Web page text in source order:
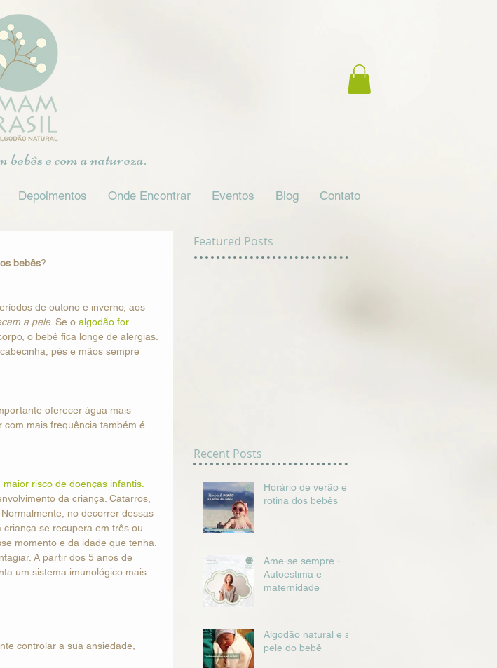
bebês e com a natureza.
Depoimentos Onde Encontrar Eventos Blog Contato
os bebês?
de outono e inverno, aos
a pele. Se o algodão for
o bebê fica longe de alergias.
pés e mãos sempre
oferecer água mais
mais frequência também é
risco de doenças infantis.
da criança. Catarros,
no decorrer dessas
se recupera em três ou
momento e da idade que tenha.
A partir dos 5 anos de
um sistema imunológico mais
controlar a sua ansiedade,
Featured Posts
Recent Posts
Horário de verão e a
rotina dos bebês
Ame-se sempre -
Autoestima e
maternidade
Algodão natural e a
pele do bebê